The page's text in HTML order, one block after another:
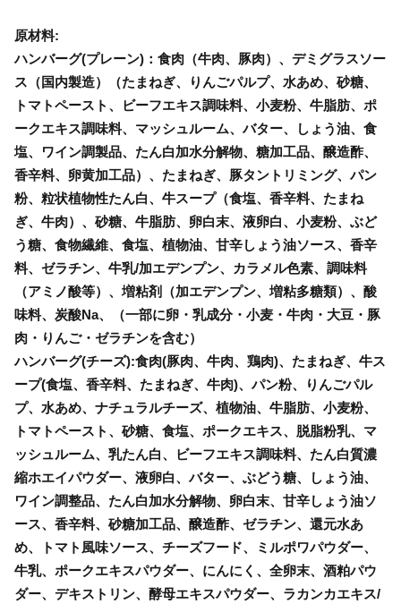
原材料:
ハンバーグ(プレーン)：食肉（牛肉、豚肉）、デミグラスソー
ス（国内製造）（たまねぎ、りんごパルプ、水あめ、砂糖、
トマトペースト、ビーフエキス調味料、小麦粉、牛脂肪、ポ
ークエキス調味料、マッシュルーム、バター、しょう油、食
塩、ワイン調製品、たん白加水分解物、糖加工品、醸造酢、
香辛料、卵黄加工品）、たまねぎ、豚タントリミング、パン
粉、粒状植物性たん白、牛スープ（食塩、香辛料、たまね
ぎ、牛肉）、砂糖、牛脂肪、卵白末、液卵白、小麦粉、ぶど
う糖、食物繊維、食塩、植物油、甘辛しょう油ソース、香辛
料、ゼラチン、牛乳/加エデンプン、カラメル色素、調味料
（アミノ酸等）、増粘剤（加エデンプン、増粘多糖類）、酸
味料、炭酸Na、（一部に卵・乳成分・小麦・牛肉・大豆・豚
肉・りんご・ゼラチンを含む）
ハンバーグ(チーズ):食肉(豚肉、牛肉、鶏肉)、たまねぎ、牛ス
ープ(食塩、香辛料、たまねぎ、牛肉)、パン粉、りんごパル
プ、水あめ、ナチュラルチーズ、植物油、牛脂肪、小麦粉、
トマトペースト、砂糖、食塩、ポークエキス、脱脂粉乳、マ
ッシュルーム、乳たん白、ビーフエキス調味料、たん白質濃
縮ホエイパウダー、液卵白、バター、ぶどう糖、しょう油、
ワイン調整品、たん白加水分解物、卵白末、甘辛しょう油ソ
ース、香辛料、砂糖加工品、醸造酢、ゼラチン、還元水あ
め、トマト風味ソース、チーズフード、ミルポワパウダー、
牛乳、ポークエキスパウダー、にんにく、全卵末、酒粕パウ
ダー、デキストリン、酵母エキスパウダー、ラカンカエキス/